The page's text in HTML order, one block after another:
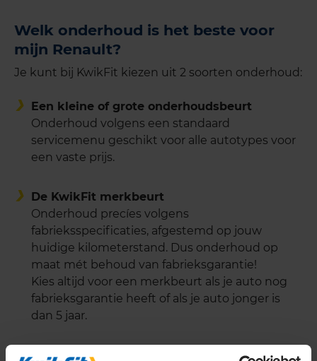
Welk onderhoud is het beste voor
mijn Renault?
Je kunt bij KwikFit kiezen uit 2 soorten onderhoud:
Een kleine of grote onderhoudsbeurt
Onderhoud volgens een standaard
servicemenu geschikt voor alle autotypes voor
een vaste prijs.
De KwikFit merkbeurt
Onderhoud precíes volgens
fabrieksspecificaties, afgestemd op jouw
huidige kilometerstand. Dus onderhoud op
maat mét behoud van fabrieksgarantie!
Kies altijd voor een merkbeurt als je auto nog
fabrieksgarantie heeft of als je auto jonger is
dan 5 jaar.